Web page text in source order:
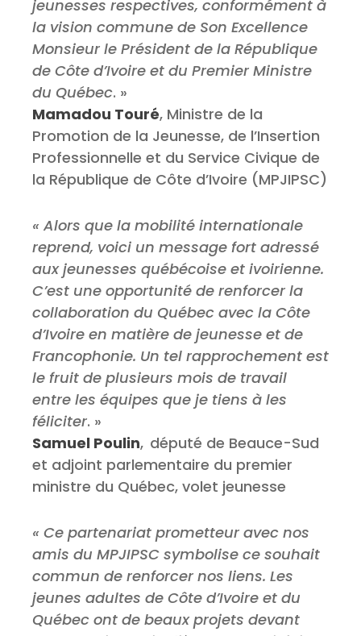
jeunesses respectives, conformément à
la vision commune de Son Excellence
Monsieur le Président de la République
de Côte d’Ivoire et du Premier Ministre
du Québec. »
Mamadou Touré, Ministre de la
Promotion de la Jeunesse, de l’Insertion
Professionnelle et du Service Civique de
la République de Côte d’Ivoire (MPJIPSC)
« Alors que la mobilité internationale
reprend, voici un message fort adressé
aux jeunesses québécoise et ivoirienne.
C’est une opportunité de renforcer la
collaboration du Québec avec la Côte
d’Ivoire en matière de jeunesse et de
Francophonie. Un tel rapprochement est
le fruit de plusieurs mois de travail
entre les équipes que je tiens à les
féliciter. »
Samuel Poulin, député de Beauce-Sud
et adjoint parlementaire du premier
ministre du Québec, volet jeunesse
« Ce partenariat prometteur avec nos
amis du MPJIPSC symbolise ce souhait
commun de renforcer nos liens. Les
jeunes adultes de Côte d’Ivoire et du
Québec ont de beaux projets devant